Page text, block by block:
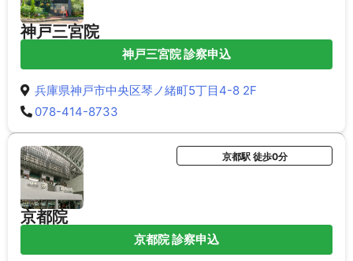
神戸三宮院
神戸三宮院 診察申込
兵庫県神戸市中央区琴ノ緒町5丁目4-8 2F
078-414-8733
京都院
京都駅 徒歩0分
京都院 診察申込